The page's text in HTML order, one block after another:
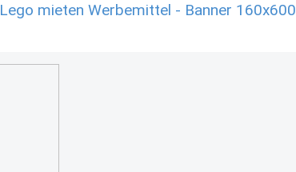
Lego mieten Werbemittel - Banner 160x600